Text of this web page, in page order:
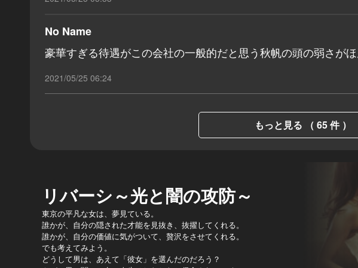
No Name
豪華すぎる待遇がこの会社の一般的だと思う秋帆の頭の弱さがほ
2021/05/25 06:24
もっと見る （ 65 件 ）
リバーシ～光と闇の攻防～
東京の平凡な女は、夢見ている。
誰かが、自分の隠された才能を見抜き、抜擢してくれる。
誰かが、自分の価値に気がついて、贅沢をさせてくれる。
でも考えてみよう。
どうして男は、あえて「彼女」を選んだのだろう？